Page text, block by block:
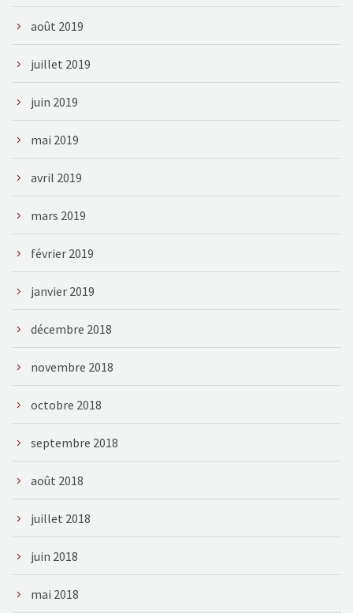
août 2019
juillet 2019
juin 2019
mai 2019
avril 2019
mars 2019
février 2019
janvier 2019
décembre 2018
novembre 2018
octobre 2018
septembre 2018
août 2018
juillet 2018
juin 2018
mai 2018